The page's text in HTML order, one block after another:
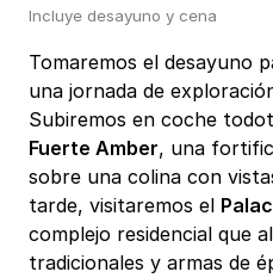
Incluye desayuno y cena
Tomaremos el desayuno
una jornada de
Subiremos en coche
Fuerte Amber, una
sobre una colina con
tarde, visitaremos el
complejo residencial que
tradicionales y armas de